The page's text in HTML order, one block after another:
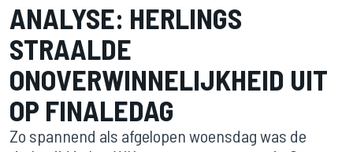
ANALYSE: HERLINGS
STRAALDE
ONOVERWINNELIJKHEID UIT
OP FINALEDAG
Zo spannend als afgelopen woensdag was de